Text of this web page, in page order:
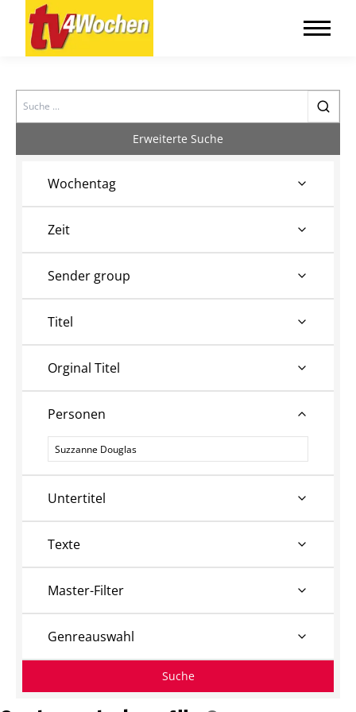
Search
Erweiterte Suche
Wochentag
Zeit
Sender group
Titel
Orginal Titel
Personen
Personen
Untertitel
Texte
Master-Filter
Genreauswahl
Suche